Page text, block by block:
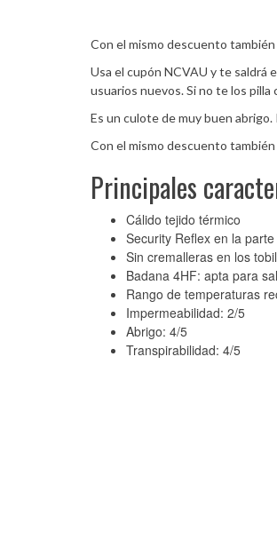
Con el mismo descuento
Usa el cupón NCVAU y te saldrá
usuarios nuevos. Si no te los
Es un culote de muy buen abrigo.
Con el mismo descuento
Principales
Cálido tejido térmico
Security Reflex en la
Sin cremalleras en los
Badana 4HF: apta para
Rango de temperaturas
Impermeabilidad: 2/5
Abrigo: 4/5
Transpirabilidad: 4/5